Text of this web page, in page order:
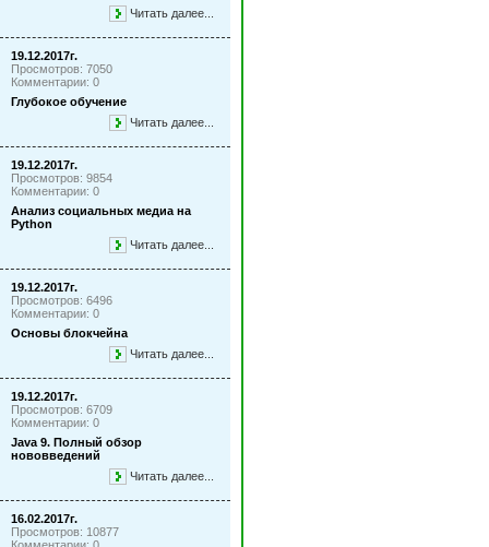
Читать далее...
19.12.2017г.
Просмотров: 7050
Комментарии: 0
Глубокое обучение
Читать далее...
19.12.2017г.
Просмотров: 9854
Комментарии: 0
Анализ социальных медиа на
Python
Читать далее...
19.12.2017г.
Просмотров: 6496
Комментарии: 0
Основы блокчейна
Читать далее...
19.12.2017г.
Просмотров: 6709
Комментарии: 0
Java 9. Полный обзор
нововведений
Читать далее...
16.02.2017г.
Просмотров: 10877